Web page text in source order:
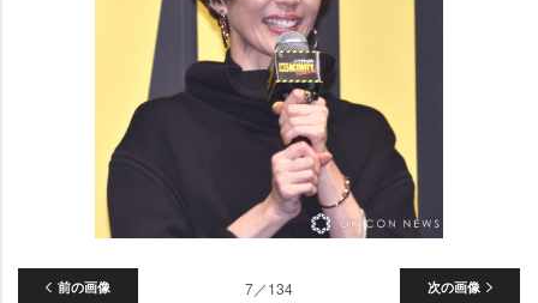
前の画像 次の画像
7／134